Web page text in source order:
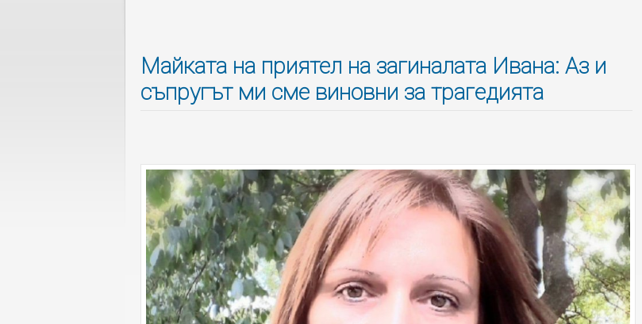
Майката на приятел на загиналата Ивана: Аз и
съпругът ми сме виновни за трагедията